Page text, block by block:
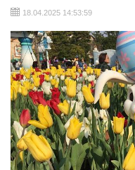
18.04.2025 14:53:59